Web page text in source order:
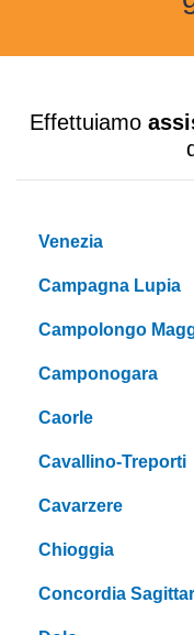
Effettuiamo
Venezia
Campagna Lupia
Campolongo
Camponogara
Caorle
Cavallino-Treporti
Cavarzere
Chioggia
Concordia